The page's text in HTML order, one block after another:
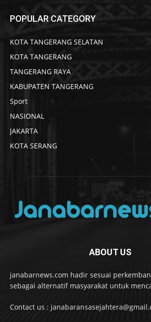
POPULAR CATEGORY
KOTA TANGERANG SELATAN
KOTA TANGERANG
TANGERANG RAYA
KABUPATEN TANGERANG
Sport
NASIONAL
JAKARTA
KOTA SERANG
ABOUT US
janabarnews.com hadir sesuai
sebagai alternatif masyarakat untuk
Contact us :